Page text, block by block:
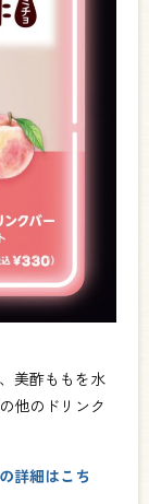
美酢ももを水
他のドリンク
詳細はこち